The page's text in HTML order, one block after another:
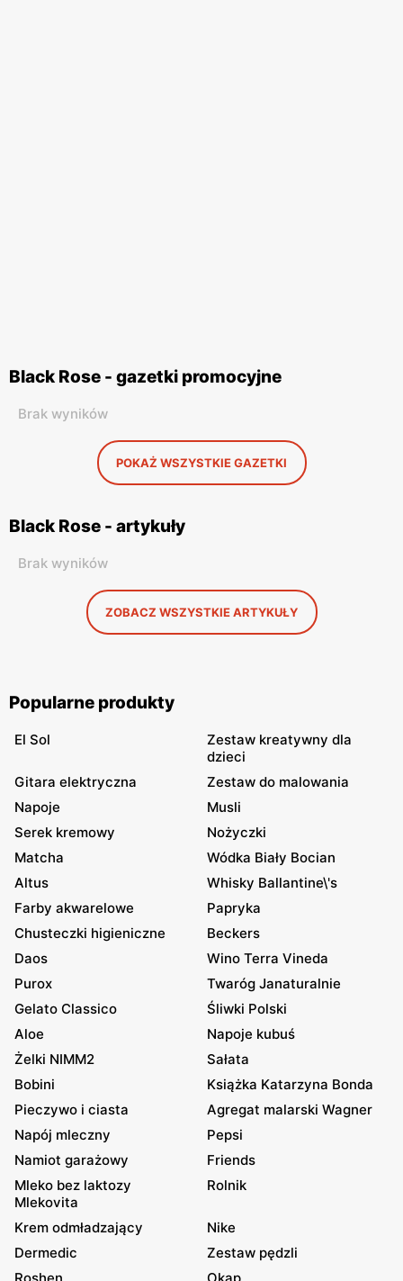
Black Rose - gazetki promocyjne
Brak wyników
POKAŻ WSZYSTKIE GAZETKI
Black Rose - artykuły
Brak wyników
ZOBACZ WSZYSTKIE ARTYKUŁY
Popularne produkty
El Sol
Zestaw kreatywny dla
dzieci
Gitara elektryczna
Zestaw do malowania
Napoje
Musli
Serek kremowy
Nożyczki
Matcha
Wódka Biały Bocian
Altus
Whisky Ballantine\'s
Farby akwarelowe
Papryka
Chusteczki higieniczne
Beckers
Daos
Wino Terra Vineda
Purox
Twaróg Janaturalnie
Gelato Classico
Śliwki Polski
Aloe
Napoje kubuś
Żelki NIMM2
Sałata
Bobini
Książka Katarzyna Bonda
Pieczywo i ciasta
Agregat malarski Wagner
Napój mleczny
Pepsi
Namiot garażowy
Friends
Mleko bez laktozy
Mlekovita
Rolnik
Krem odmładzający
Nike
Dermedic
Zestaw pędzli